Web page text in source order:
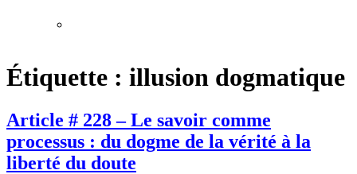
Étiquette : illusion dogmatique
Article # 228 – Le savoir comme
processus : du dogme de la vérité à la
liberté du doute